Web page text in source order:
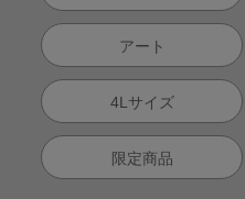
アート
4Lサイズ
限定商品